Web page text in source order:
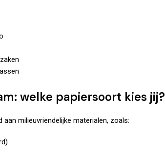
welke papiersoort kies jij?
milieuvriendelijke materialen, zoals: